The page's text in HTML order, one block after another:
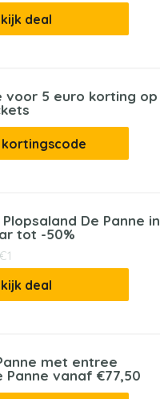
deal
voor 5 euro korting op
kortingscode
De Panne in
tot -50%
deal
met entree
Panne vanaf €77,50